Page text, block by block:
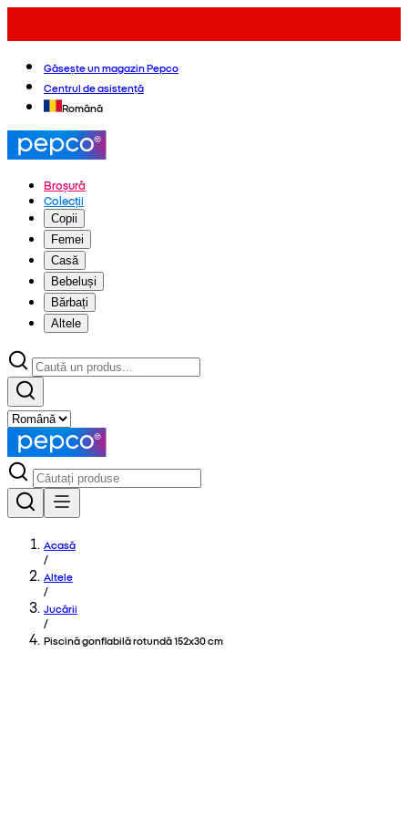
Găsește un magazin Pepco
Centrul de asistență
Română
Broșură
Colecții
Copii
Femei
Casă
Bebeluși
Bărbați
Altele
Acasă
/
Altele
/
Jucării
/
Piscină gonflabilă rotundă 152x30 cm